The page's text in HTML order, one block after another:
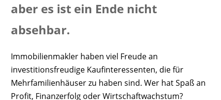
aber es ist ein Ende nicht
absehbar.
Immobilienmakler haben viel Freude an
investitionsfreudige Kaufinteressenten, die für
Mehrfamilienhäuser zu haben sind. Wer hat Spaß an
Profit, Finanzerfolg oder Wirtschaftwachstum?